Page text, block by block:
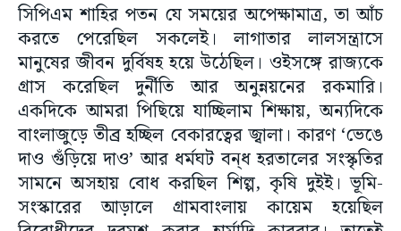
সিপিএম শাহির পতন যে সময়ের অপেক্ষামাত্র, তা আঁচ
করতে পেরেছিল সকলেই। লাগাতার লালসন্ত্রাসে
মানুষের জীবন দুর্বিষহ হয়ে উঠেছিল। ওইসঙ্গে রাজ্যকে
গ্রাস করেছিল দুর্নীতি আর অনুন্নয়নের রকমারি।
একদিকে আমরা পিছিয়ে যাচ্ছিলাম শিক্ষায়, অন্যদিকে
বাংলাজুড়ে তীব্র হচ্ছিল বেকারত্বের জ্বালা। কারণ ‘ভেঙে
দাও গুঁড়িয়ে দাও’ আর ধর্মঘট বন্‌ধ হরতালের সংস্কৃতির
সামনে অসহায় বোধ করছিল শিল্প, কৃষি দুইই। ভূমি-
সংস্কারের আড়ালে গ্রামবাংলায় কায়েম হয়েছিল